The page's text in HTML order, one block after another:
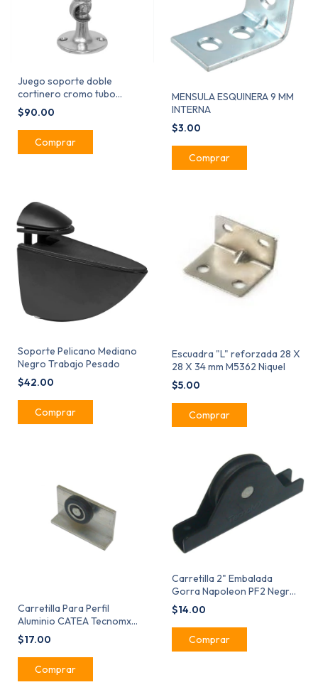
Juego soporte doble
cortinero cromo tubo
redondo 1" y 1/2" MCT458
$90.00
MENSULA ESQUINERA 9 MM
INTERNA
$3.00
Soporte Pelicano Mediano
Negro Trabajo Pesado
$42.00
Escuadra "L" reforzada 28 X
28 X 34 mm M5362 Niquel
$5.00
Carretilla Para Perfil
Aluminio CATEA Tecnomx
12kgs MX65150
$17.00
Carretilla 2" Embalada
Gorra Napoleon PF2 Negra
Tecnomx MX65130
$14.00